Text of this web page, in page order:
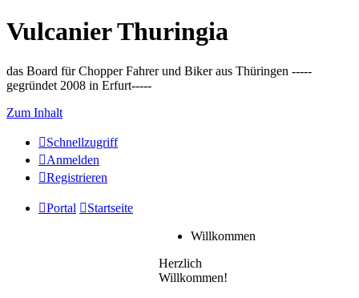
Vulcanier Thuringia
das Board für Chopper Fahrer und Biker aus Thüringen -----
gegründet 2008 in Erfurt-----
Zum Inhalt
Schnellzugriff
Anmelden
Registrieren
Portal Startseite
Willkommen
Herzlich
Willkommen!